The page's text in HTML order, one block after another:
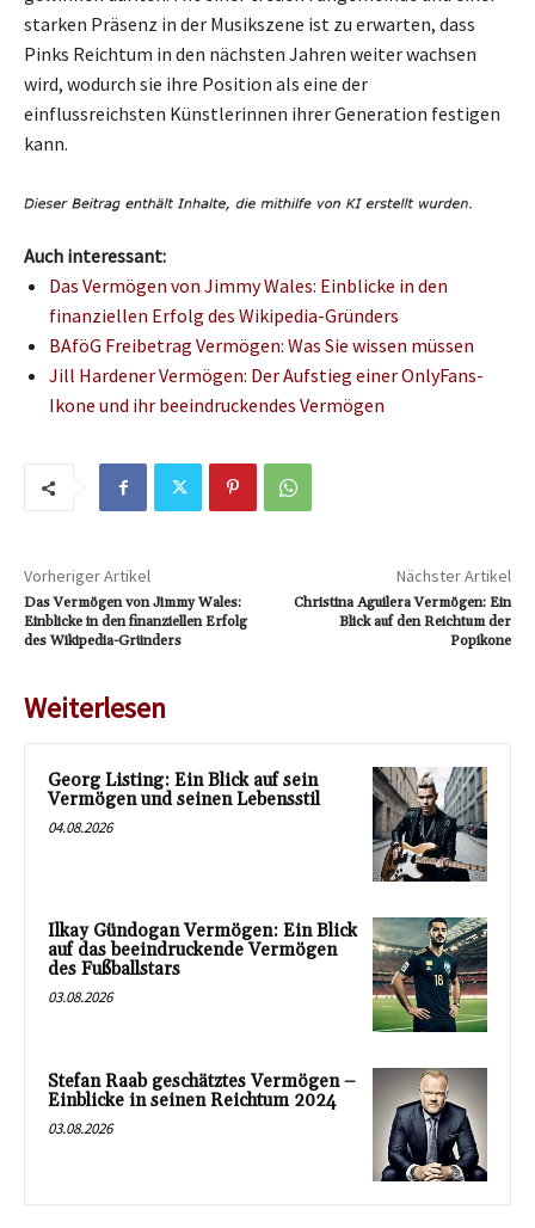
starken Präsenz in der Musikszene ist zu erwarten, dass
Pinks Reichtum in den nächsten Jahren weiter wachsen
wird, wodurch sie ihre Position als eine der
einflussreichsten Künstlerinnen ihrer Generation festigen
kann.
Auch interessant:
Das Vermögen von Jimmy Wales: Einblicke in den
finanziellen Erfolg des Wikipedia-Gründers
BAföG Freibetrag Vermögen: Was Sie wissen müssen
Jill Hardener Vermögen: Der Aufstieg einer OnlyFans-
Ikone und ihr beeindruckendes Vermögen
Vorheriger Artikel
Das Vermögen von Jimmy Wales:
Einblicke in den finanziellen Erfolg
des Wikipedia-Gründers
Nächster Artikel
Christina Aguilera Vermögen: Ein
Blick auf den Reichtum der
Popikone
Weiterlesen
Georg Listing: Ein Blick auf sein
Vermögen und seinen Lebensstil
04.08.2026
Ilkay Gündogan Vermögen: Ein Blick
auf das beeindruckende Vermögen
des Fußballstars
03.08.2026
Stefan Raab geschätztes Vermögen –
Einblicke in seinen Reichtum 2024
03.08.2026